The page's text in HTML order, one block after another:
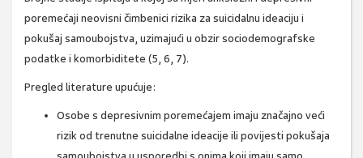
poremećaji neovisni čimbenici rizika za suicidalnu ideaciju i
pokušaj samoubojstva, uzimajući u obzir sociodemografske
podatke i komorbiditete (5, 6, 7).
Pregled literature upućuje:
Osobe s depresivnim poremećajem imaju značajno veći
rizik od trenutne suicidalne ideacije ili povijesti pokušaja